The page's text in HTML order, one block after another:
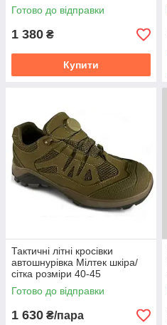
Готово до відправки
1 380 ₴
Купити
Тактичні літні кросівки
автошнурівка Мілтек шкіра/
сітка розміри 40-45
Готово до відправки
1 630 ₴/пара